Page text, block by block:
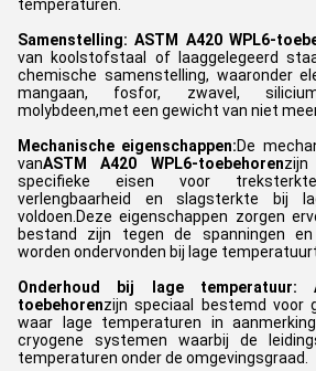
temperaturen.
Samenstelling: ASTM A420 WPL6-
van koolstofstaal of laaggelegeerd
chemische samenstelling, waaronder
mangaan, fosfor, zwavel,
molybdeen,met een gewicht van niet meer
Mechanische eigenschappen:De
vanASTM A420 WPL6-toebehoren
specifieke eisen voor
verlengbaarheid en slagsterkte bij
voldoen.Deze eigenschappen zorgen
bestand zijn tegen de spanningen
worden ondervonden bij lage
Onderhoud bij lage temperatuur:
toebehorenzijn speciaal bestemd voor
waar lage temperaturen in
cryogene systemen waarbij de
temperaturen onder de omgevingsgraad.